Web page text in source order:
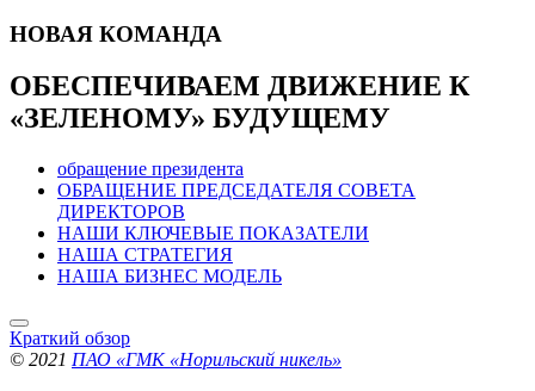
НОВАЯ КОМАНДА
ОБЕСПЕЧИВАЕМ ДВИЖЕНИЕ К
«ЗЕЛЕНОМУ» БУДУЩЕМУ
обращение президента
ОБРАЩЕНИЕ ПРЕДСЕДАТЕЛЯ СОВЕТА
ДИРЕКТОРОВ
НАШИ КЛЮЧЕВЫЕ ПОКАЗАТЕЛИ
НАША СТРАТЕГИЯ
НАША БИЗНЕС МОДЕЛЬ
Краткий обзор
© 2021 ПАО «ГМК «Норильский никель»